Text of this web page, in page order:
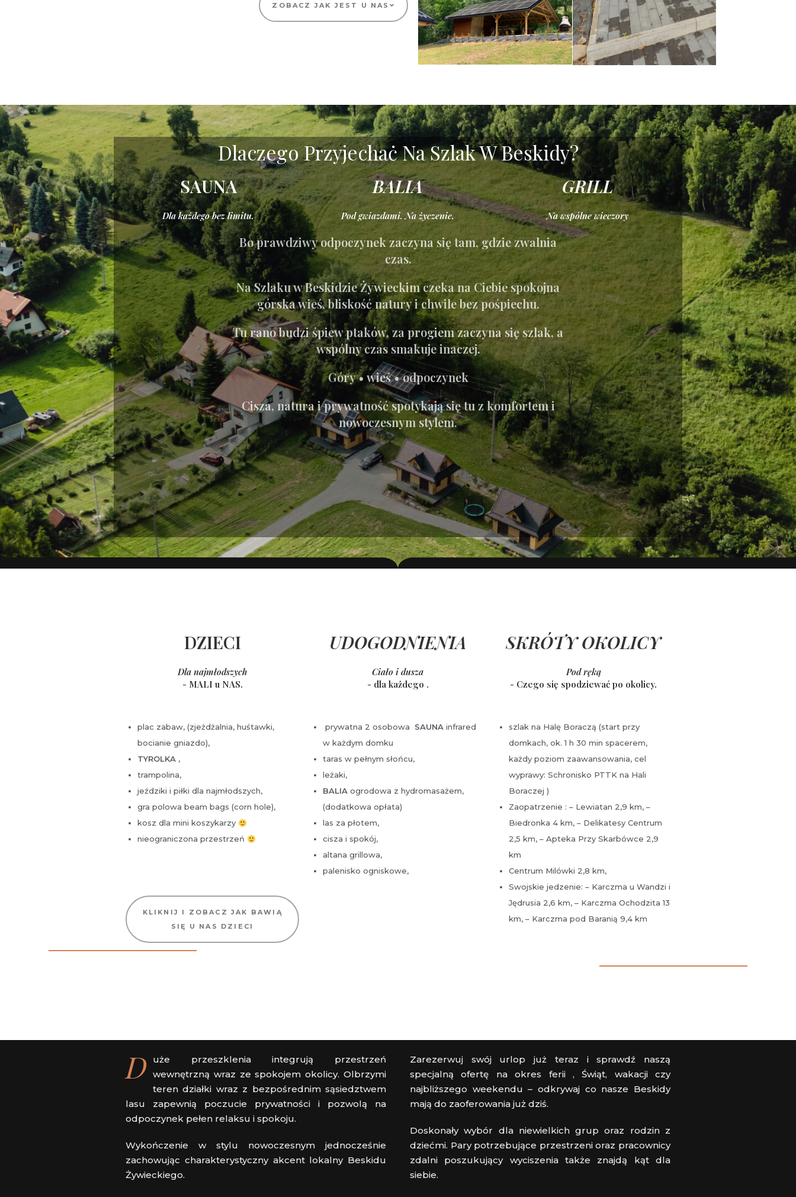
ZOBACZ JAK JEST U NAS
Dlaczego Przyjechaċ Na Szlak W Beskidy?
SAUNA
Dla każdego bez limitu.
BALIA
Pod gwiazdami. Na życzenie.
GRILL
Na wspólne wieczory
Bo prawdziwy odpoczynek zaczyna się tam, gdzie zwalnia
czas.
Na Szlaku w Beskidzie Żywieckim czeka na Ciebie spokojna
górska wieś, bliskość natury i chwile bez pośpiechu.
Tu rano budzi śpiew ptaków, za progiem zaczyna się szlak, a
wspólny czas smakuje inaczej.
Góry • wieś • odpoczynek
Cisza, natura i prywatność spotykają się tu z komfortem i
nowoczesnym stylem.
DZIECI
Dla najmłodszych
- MALI u NAS.
plac zabaw, (zjeżdżalnia, huśtawki,
bocianie gniazdo),
TYROLKA ,
trampolina,
jeździki i piłki dla najmłodszych,
gra polowa beam bags (corn hole),
kosz dla mini koszykarzy
nieograniczona przestrzeń
KLIKNIJ I ZOBACZ JAK BAWIĄ
SIĘ U NAS DZIECI
UDOGODNIENIA
Ciało i dusza
- dla każdego .
prywatna 2 osobowa SAUNA infrared
w każdym domku
taras w pełnym słońcu,
leżaki,
BALIA ogrodowa z hydromasażem,
(dodatkowa opłata)
las za płotem,
cisza i spokój,
altana grillowa,
palenisko ogniskowe,
SKRÓTY OKOLICY
Pod ręką
- Czego się spodziewać po okolicy.
szlak na Halę Boraczą (start przy
domkach, ok. 1 h 30 min spacerem,
każdy poziom zaawansowania, cel
wyprawy: Schronisko PTTK na Hali
Boraczej )
Zaopatrzenie : – Lewiatan 2,9 km, –
Biedronka 4 km, – Delikatesy Centrum
2,5 km, – Apteka Przy Skarbówce 2,9
km
Centrum Milówki 2,8 km,
Swojskie jedzenie: – Karczma u Wandzi i
Jędrusia 2,6 km, – Karczma Ochodzita 13
km, – Karczma pod Baranią 9,4 km
D uże przeszklenia integrują przestrzeń
wewnętrzną wraz ze spokojem okolicy. Olbrzymi
teren działki wraz z bezpośrednim sąsiedztwem
lasu zapewnią poczucie prywatności i pozwolą na
odpoczynek pełen relaksu i spokoju.
Wykończenie w stylu nowoczesnym jednocześnie
zachowując charakterystyczny akcent lokalny Beskidu
Żywieckiego.
Zarezerwuj swój urlop już teraz i sprawdź naszą
specjalną ofertę na okres ferii , Świąt, wakacji czy
najbliższego weekendu – odkrywaj co nasze Beskidy
mają do zaoferowania już dziś.
Doskonały wybór dla niewielkich grup oraz rodzin z
dziećmi. Pary potrzebujące przestrzeni oraz pracownicy
zdalni poszukujący wyciszenia także znajdą kąt dla
siebie.